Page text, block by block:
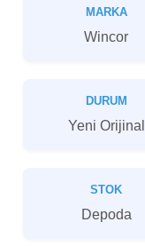
MARKA
Wincor
DURUM
Yeni Orijinal
STOK
Depoda